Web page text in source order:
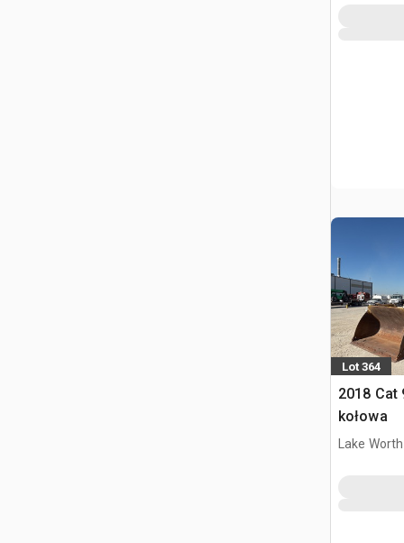
Lot 364
2018 Cat
kołowa
Lake